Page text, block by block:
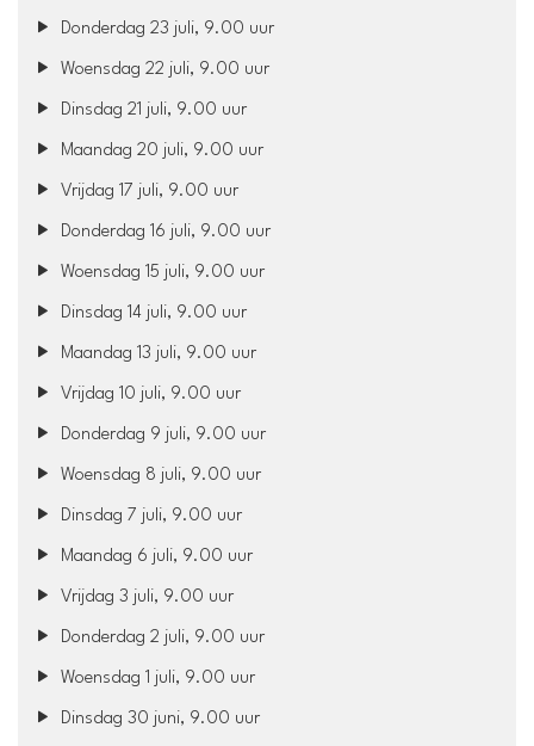
Donderdag 23 juli, 9.00 uur
Woensdag 22 juli, 9.00 uur
Dinsdag 21 juli, 9.00 uur
Maandag 20 juli, 9.00 uur
Vrijdag 17 juli, 9.00 uur
Donderdag 16 juli, 9.00 uur
Woensdag 15 juli, 9.00 uur
Dinsdag 14 juli, 9.00 uur
Maandag 13 juli, 9.00 uur
Vrijdag 10 juli, 9.00 uur
Donderdag 9 juli, 9.00 uur
Woensdag 8 juli, 9.00 uur
Dinsdag 7 juli, 9.00 uur
Maandag 6 juli, 9.00 uur
Vrijdag 3 juli, 9.00 uur
Donderdag 2 juli, 9.00 uur
Woensdag 1 juli, 9.00 uur
Dinsdag 30 juni, 9.00 uur